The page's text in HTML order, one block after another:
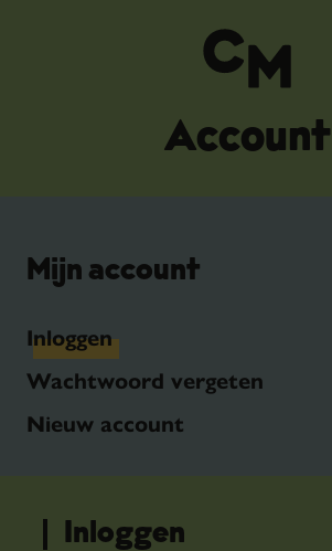
Account
Mijn account
Inloggen
Wachtwoord vergeten
Nieuw account
Inloggen